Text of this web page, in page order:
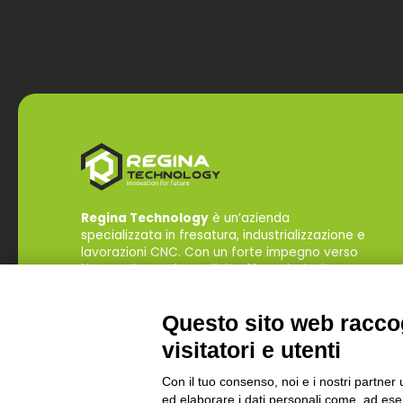
Regina Technology è un’azienda
specializzata in fresatura, industrializzazione e
lavorazioni CNC. Con un forte impegno verso
l’innovazione e la qualità, offre soluzioni
precisione in ogni progetto.
Questo sito web
visitatori e utenti
Con il tuo consenso, noi e i nostri
ed elaborare i dati personali come, ad